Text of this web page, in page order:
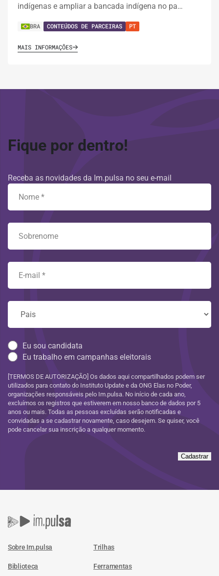
indígenas e ampliar a bancada indígena no pa…
BRA CONTEÚDOS DE PARCEIRAS PT
MAIS INFORMAÇÕES
Fique por dentro!
Receba as novidades da Im.pulsa no seu e-mail
Eu sou candidata
Eu trabalho em campanhas eleitorais
[TERMOS DE AUTORIZAÇÃO] Os dados aqui compartilhados podem ser
utilizados para contato do Instituto Update e da ONG Elas no Poder,
organizações responsáveis pelo Im.pulsa. No início de cada ano,
excluímos os registros que estiverem em nosso banco de dados por 5
anos ou mais. Todas as pessoas excluídas serão notificadas e
convidadas a se cadastrar novamente, caso desejem. Se quiser, você
pode cancelar sua inscrição a qualquer momento.
Cadastrar
Sobre Im.pulsa Trilhas
Biblioteca Ferramentas